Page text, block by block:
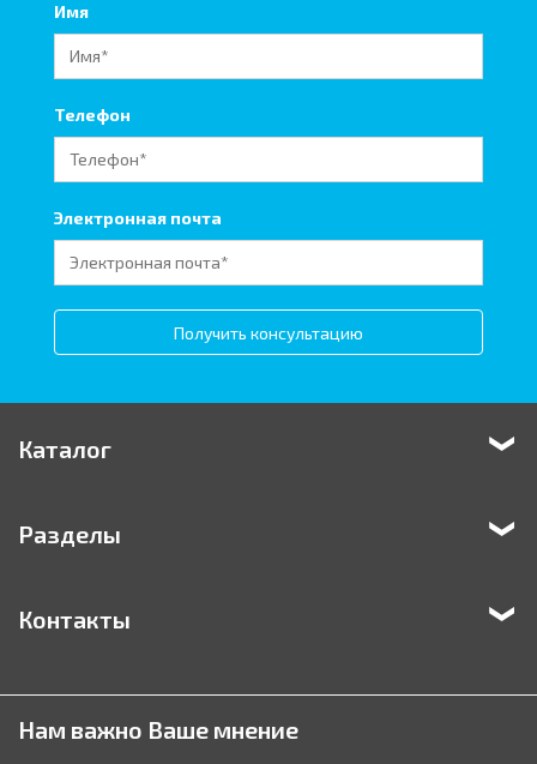
Имя
Телефон
Электронная почта
Получить консультацию
Каталог
Разделы
Контакты
Нам важно Ваше мнение